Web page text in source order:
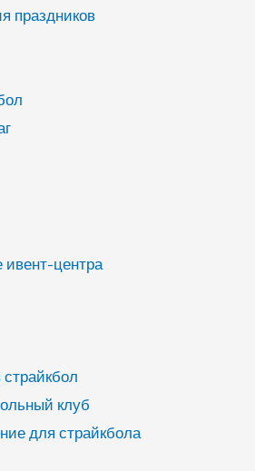
праздников
центра
страйкбол
клуб
для страйкбола